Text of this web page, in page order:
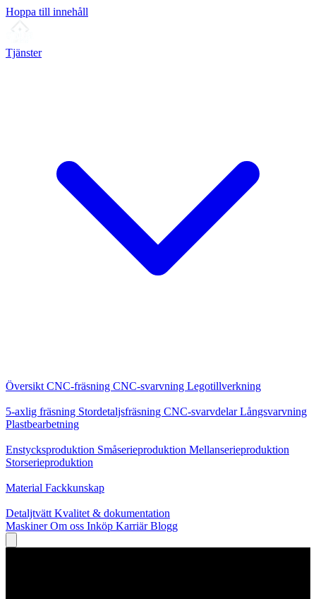
Hoppa till innehåll
Tjänster
Översikt CNC-fräsning CNC-svarvning Legotillverkning
5-axlig fräsning Stordetaljsfräsning CNC-svarvdelarLångsvarvning
Plastbearbetning
Enstycksproduktion Småserieproduktion Mellanserieproduktion
Storserieproduktion
Material Fackkunskap
Detaljtvätt Kvalitet & dokumentation
MaskinerOm oss Inköp KarriärBlogg